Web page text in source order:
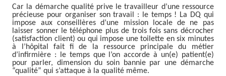
Car la démarche qualité prive le travailleur d’une ressource
précieuse pour organiser son travail : le temps ! La DQ qui
impose aux conseillères d’une mission locale de ne pas
laisser sonner le téléphone plus de trois fois sans décrocher
(satisfaction client) ou qui impose une toilette en six minutes
à l’hôpital fait fi de la ressource principale du métier
d’infirmière : le temps que l’on accorde à un(e) patient(e)
pour parler, dimension du soin bannie par une démarche
“qualité” qui s’attaque à la qualité même.